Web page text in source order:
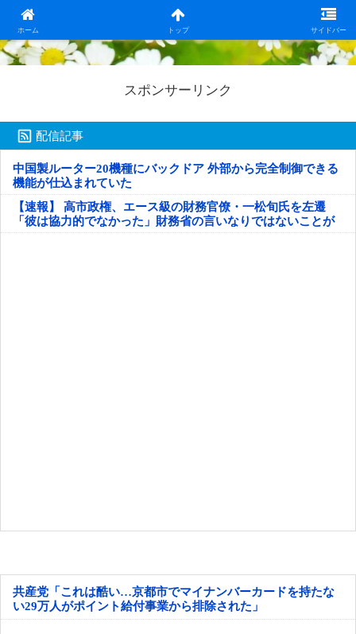
ホーム トップ サイドバー
日本第一！ニュース録
スポンサーリンク
配信記事
中国製ルーター20機種にバックドア 外部から完全制御できる
機能が仕込まれていた
【速報】 高市政権、エース級の財務官僚・一松旬氏を左遷
「彼は協力的でなかった」財務省の言いなりではないことが
判明
共産党「これは酷い…京都市でマイナンバーカードを持たな
い29万人がポイント給付事業から排除された」